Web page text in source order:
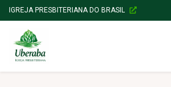
IGREJA PRESBITERIANA DO BRASIL